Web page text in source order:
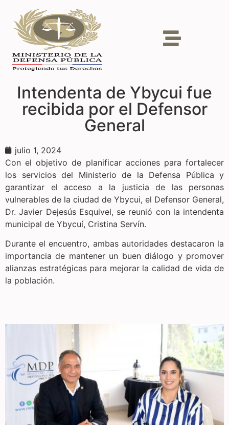
Intendenta de Ybycui fue
recibida por el Defensor
General
julio 1, 2024
Con el objetivo de planificar acciones para fortalecer
los servicios del Ministerio de la Defensa Pública y
garantizar el acceso a la justicia de las personas
vulnerables de la ciudad de Ybycui, el Defensor General,
Dr. Javier Dejesús Esquivel, se reunió con la intendenta
municipal de Ybycuí, Cristina Servín.
Durante el encuentro, ambas autoridades destacaron la
importancia de mantener un buen diálogo y promover
alianzas estratégicas para mejorar la calidad de vida de
la población.